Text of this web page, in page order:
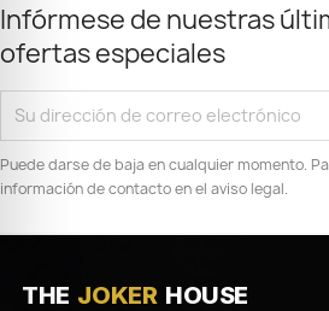
Infórmese de nuestras
ofertas especiales
Puede darse de baja en cualquier momento.
información de contacto en el aviso legal.
THE JOKER HOUSE